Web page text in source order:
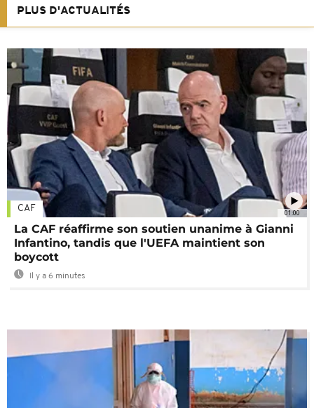
PLUS D'ACTUALITÉS
01:00
CAF
La CAF réaffirme son soutien unanime à Gianni
Infantino, tandis que l'UEFA maintient son
boycott
Il y a 6 minutes